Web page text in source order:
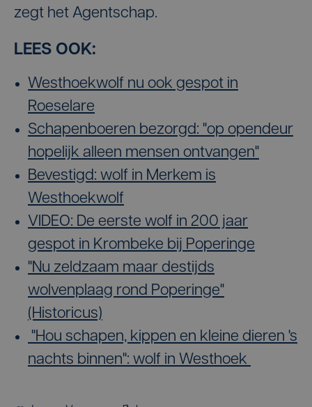
zegt het Agentschap.
LEES OOK:
Westhoekwolf nu ook gespot in
Roeselare
Schapenboeren bezorgd: "op opendeur
hopelijk alleen mensen ontvangen"
Bevestigd: wolf in Merkem is
Westhoekwolf
VIDEO: De eerste wolf in 200 jaar
gespot in Krombeke bij Poperinge
"Nu zeldzaam maar destijds
wolvenplaag rond Poperinge"
(Historicus)
"Hou schapen, kippen en kleine dieren 's
nachts binnen": wolf in Westhoek